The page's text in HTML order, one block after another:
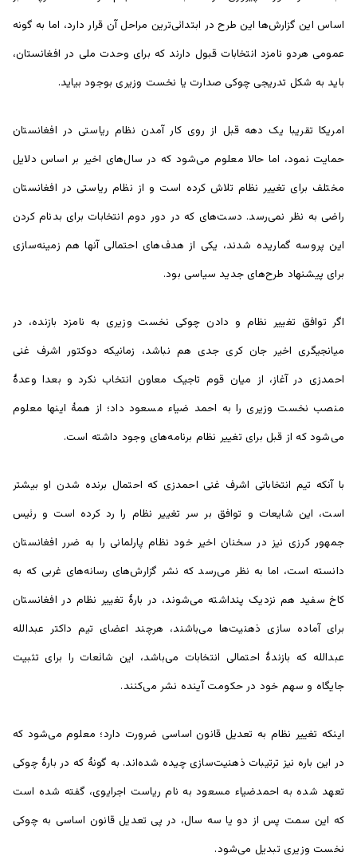
اساس این گزارش‌ها این طرح در ابتدائی‌ترین مراحل آن قرار دارد، اما به گونه
عمومی هردو نامزد انتخابات قبول دارند که برای وحدت ملی در افغانستان،
باید به شکل تدریجی چوکی صدارت یا نخست وزیری بوجود بیاید.
امریکا تقریبا یک دهه قبل از روی کار آمدن نظام ریاستی در افغانستان
حمایت نمود، اما حالا معلوم می‌شود که در سال‌های اخیر بر اساس دلایل
مختلف برای تغییر نظام تلاش کرده است و از نظام ریاستی در افغانستان
راضی به نظر نمی‌رسد. دست‌های که در دور دوم انتخابات برای بدنام کردن
این پروسه گماریده شدند، یکی از هدف‌های احتمالی آنها هم زمینه‌سازی
برای پیشنهاد طرح‌های جدید سیاسی بود.
اگر توافق تغییر نظام و دادن چوکی نخست وزیری به نامزد بازنده، در
میانجیگری اخیر جان کری جدی هم نباشد، زمانیکه دوکتور اشرف غنی
احمدزی در آغاز، از میان قوم تاجیک معاون انتخاب نکرد و بعدا وعدۀ
منصب نخست وزیری را به احمد ضیاء مسعود داد؛ از همۀ اینها معلوم
می‌شود که از قبل برای تغییر نظام برنامه‌های وجود داشته است.
با آنکه تیم انتخاباتی اشرف غنی احمدزی که احتمال برنده شدن او بیشتر
است، این شایعات و توافق بر سر تغییر نظام را رد کرده است و رئیس
جمهور کرزی نیز در سخنان اخیر خود نظام پارلمانی را به ضرر افغانستان
دانسته است، اما به نظر می‌رسد که نشر گزارش‌های رسانه‌های غربی که به
کاخ سفید هم نزدیک پنداشته می‌شوند، در بارۀ تغییر نظام در افغانستان
برای آماده سازی ذهنیت‌ها می‌باشند، هرچند اعضای تیم داکتر عبدالله
عبدالله که بازندۀ احتمالی انتخابات می‌باشد، این شائعات را برای تثبیت
جایگاه و سهم خود در حکومت آینده نشر می‌کنند.
اینکه تغییر نظام به تعدیل قانون اساسی ضرورت دارد؛ معلوم می‌شود که
در این باره نیز ترتیبات ذهنیت‌سازی چیده شده‌اند. به گونۀ که در بارۀ چوکی
تعهد شده به احمدضیاء مسعود به نام ریاست اجرایوی، گفته شده است
که این سمت پس از دو یا سه سال، در پی تعدیل قانون اساسی به چوکی
نخست وزیری تبدیل می‌شود.